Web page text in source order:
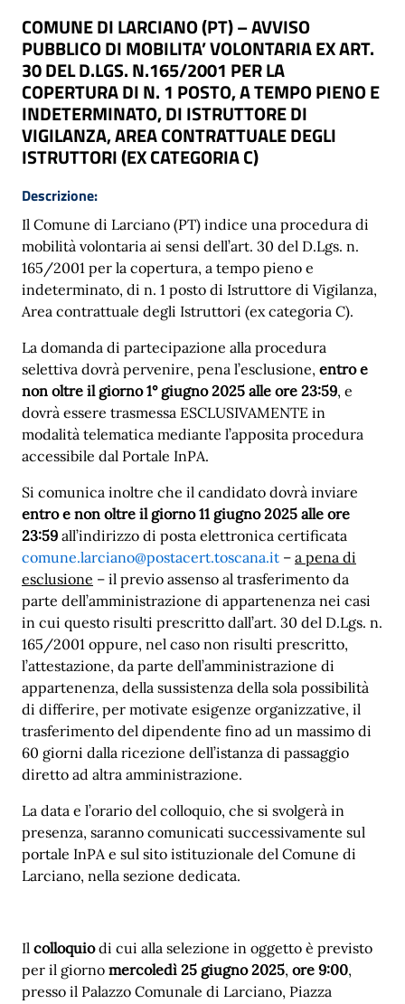
COMUNE DI LARCIANO (PT) – AVVISO
PUBBLICO DI MOBILITA’ VOLONTARIA EX ART.
30 DEL D.LGS. N.165/2001 PER LA
COPERTURA DI N. 1 POSTO, A TEMPO PIENO E
INDETERMINATO, DI ISTRUTTORE DI
VIGILANZA, AREA CONTRATTUALE DEGLI
ISTRUTTORI (EX CATEGORIA C)
Descrizione:
Il Comune di Larciano (PT) indice una procedura di
mobilità volontaria ai sensi dell’art. 30 del D.Lgs. n.
165/2001 per la copertura, a tempo pieno e
indeterminato, di n. 1 posto di Istruttore di Vigilanza,
Area contrattuale degli Istruttori (ex categoria C).
La domanda di partecipazione alla procedura
selettiva dovrà pervenire, pena l’esclusione, entro e
non oltre il giorno 1° giugno 2025 alle ore 23:59, e
dovrà essere trasmessa ESCLUSIVAMENTE in
modalità telematica mediante l’apposita procedura
accessibile dal Portale InPA.
Si comunica inoltre che il candidato dovrà inviare
entro e non oltre il giorno 11 giugno 2025 alle ore
23:59 all’indirizzo di posta elettronica certificata
comune.larciano@postacert.toscana.it – a pena di
esclusione – il previo assenso al trasferimento da
parte dell’amministrazione di appartenenza nei casi
in cui questo risulti prescritto dall’art. 30 del D.Lgs. n.
165/2001 oppure, nel caso non risulti prescritto,
l’attestazione, da parte dell’amministrazione di
appartenenza, della sussistenza della sola possibilità
di differire, per motivate esigenze organizzative, il
trasferimento del dipendente fino ad un massimo di
60 giorni dalla ricezione dell’istanza di passaggio
diretto ad altra amministrazione.
La data e l’orario del colloquio, che si svolgerà in
presenza, saranno comunicati successivamente sul
portale InPA e sul sito istituzionale del Comune di
Larciano, nella sezione dedicata.
Il colloquiodi cui alla selezione in oggetto è previsto
per il giorno mercoledì 25 giugno 2025, ore 9:00,
presso il Palazzo Comunale di Larciano, Piazza